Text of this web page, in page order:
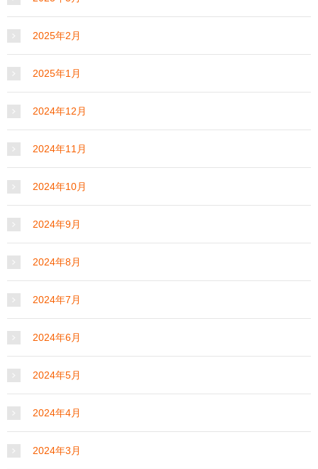
2025年2月
2025年1月
2024年12月
2024年11月
2024年10月
2024年9月
2024年8月
2024年7月
2024年6月
2024年5月
2024年4月
2024年3月